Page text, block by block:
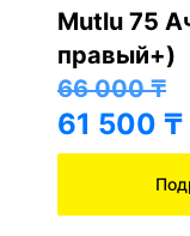
Mutlu 75
правый+)
66 000₸
61 500 ₸